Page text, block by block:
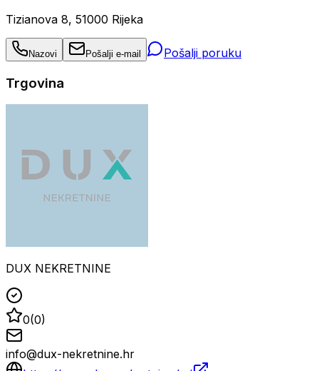
Tizianova 8, 51000 Rijeka
Nazovi Pošalji e-mail Pošalji poruku
Trgovina
DUX NEKRETNINE
0(0)
info@dux-nekretnine.hr